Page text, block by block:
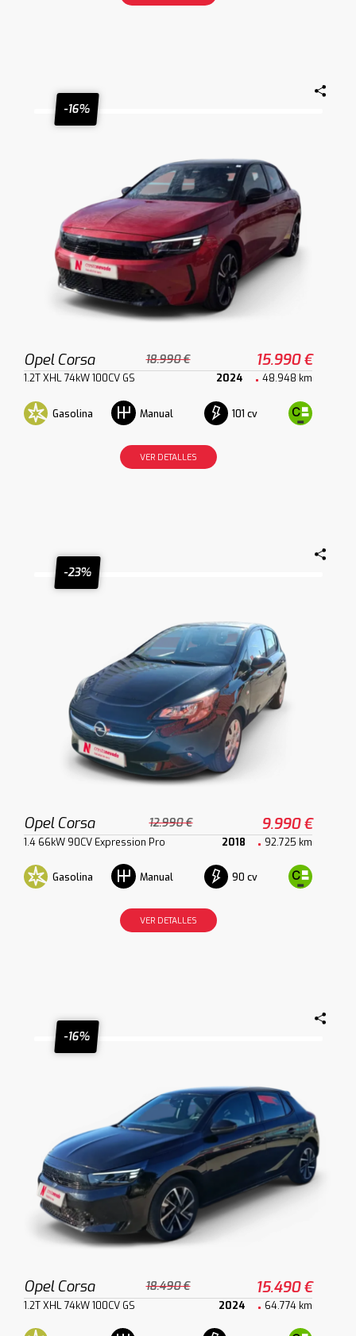
-16%
Opel Corsa 18.990 € 15.990 €
1.2T XHL 74kW 100CV GS 2024 48.948 km
Gasolina Manual 101 cv
VER DETALLES
-23%
Opel Corsa 12.990 € 9.990 €
1.4 66kW 90CV Expression Pro 2018 92.725 km
Gasolina Manual 90 cv
VER DETALLES
-16%
Opel Corsa 18.490 € 15.490 €
1.2T XHL 74kW 100CV GS 2024 64.774 km